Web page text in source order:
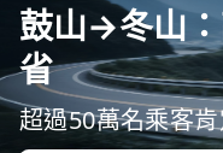
鼓山→冬山
省
超過50萬名乘客